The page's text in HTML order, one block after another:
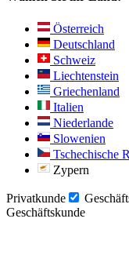
Österreich
Deutschland
Schweiz
Liechtenstein
Griechenland
Italien
Niederlande
Slowenien
Tschechische
Zypern
Privatkunde
Geschäftskunde